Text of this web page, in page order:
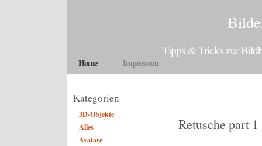
Tipps & Tricks zur
Home Impressum
Kategorien
3D-Objekte
Alles
Avatare
Retusche part 1